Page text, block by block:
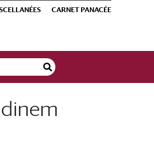
CARNET PANACÉE